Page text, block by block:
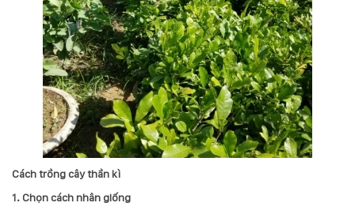
Cách trồng cây thần kì
1. Chọn cách nhân giống